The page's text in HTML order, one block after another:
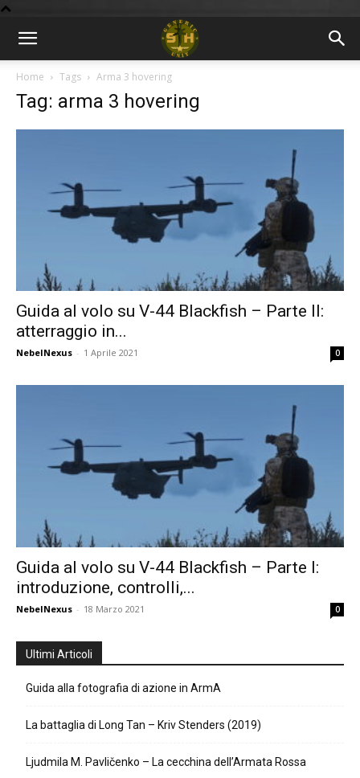
BLOG
9GU
Home Tags Arma 3 hovering
Tag: arma 3 hovering
Guida al volo su V-44 Blackfish – Parte II:
atterraggio in...
NebelNexus - 1 Aprile 2021 0
Guida al volo su V-44 Blackfish – Parte I:
introduzione, controlli,...
NebelNexus - 18 Marzo 2021 0
Ultimi Articoli
Guida alla fotografia di azione in ArmA
La battaglia di Long Tan – Kriv Stenders (2019)
Ljudmila M. Pavličenko – La cecchina dell’Armata Rossa